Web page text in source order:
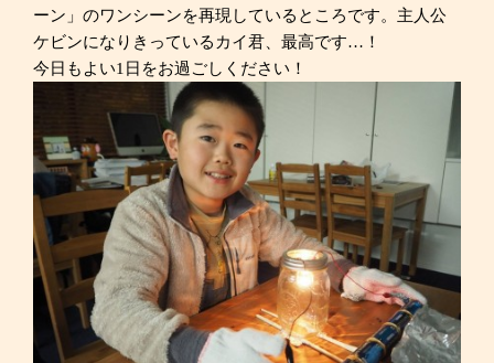
ーン」のワンシーンを再現しているところです。主人公
ケビンになりきっているカイ君、最高です…！
今日もよい1日をお過ごしください！